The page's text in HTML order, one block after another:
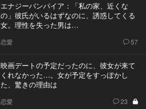
エナジーバンパイア：「私の家、近くな
の」彼氏がいるはずなのに、誘惑してくる
女。理性を失った男は…
恋愛 57
映画デートの予定だったのに、彼女が来て
くれなかった…。女が予定をすっぽかし
た、驚きの理由は
恋愛 23